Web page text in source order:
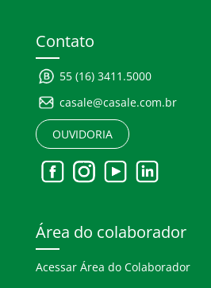
Contato
55 (16) 3411.5000
casale@casale.com.br
OUVIDORIA
Área do colaborador
Acessar Área do Colaborador